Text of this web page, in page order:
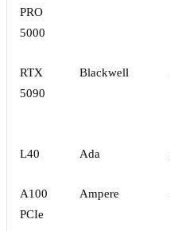
PRO
5000
RTX
5090
Blackwell
L40 Ada
A100
PCIe
Ampere